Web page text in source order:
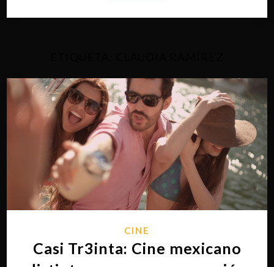
CINE
Casi Tr3inta: Cine mexicano